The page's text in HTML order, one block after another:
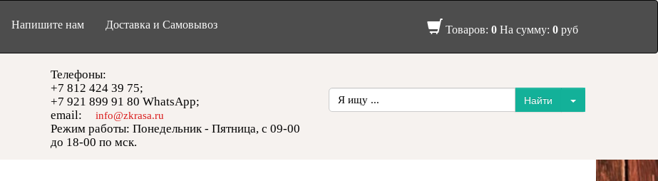
Товаров: 0 На сумму: 0 руб
Напишите нам Доставка и Самовывоз
Телефоны:
+7 812 424 39 75;
+7 921 899 91 80 WhatsApp;
email:
info@zkrasa.ru
Режим работы: Понедельник - Пятница, с 09-00
до 18-00 по мск.